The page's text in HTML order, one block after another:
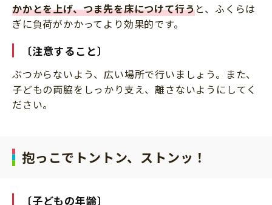
かかとを上げ、つま先を床につけて行うと、ふくらは
ぎに負荷がかかってより効果的です。
〔注意すること〕
ぶつからないよう、広い場所で行いましょう。また、
子どもの両脇をしっかり支え、離さないようにしてく
ださい。
抱っこでトントン、ストンッ！
〔子どもの年齢〕